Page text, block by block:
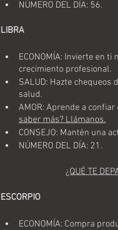
NÚMERO DEL DÍA: 56.
LIBRA
ECONOMÍA: Invierte en
crecimiento profesional.
SALUD: Hazte
salud.
AMOR: Aprende a
saber más? Llámanos.
CONSEJO: Mantén una
NÚMERO DEL DÍA: 21.
¿QUÉ TE
ESCORPIO
ECONOMÍA: Compra